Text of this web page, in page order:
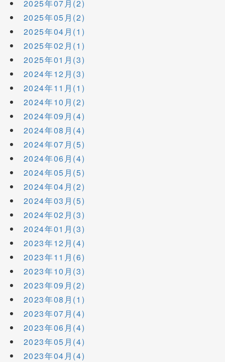
2025年07月(2)
2025年05月(2)
2025年04月(1)
2025年02月(1)
2025年01月(3)
2024年12月(3)
2024年11月(1)
2024年10月(2)
2024年09月(4)
2024年08月(4)
2024年07月(5)
2024年06月(4)
2024年05月(5)
2024年04月(2)
2024年03月(5)
2024年02月(3)
2024年01月(3)
2023年12月(4)
2023年11月(6)
2023年10月(3)
2023年09月(2)
2023年08月(1)
2023年07月(4)
2023年06月(4)
2023年05月(4)
2023年04月(4)